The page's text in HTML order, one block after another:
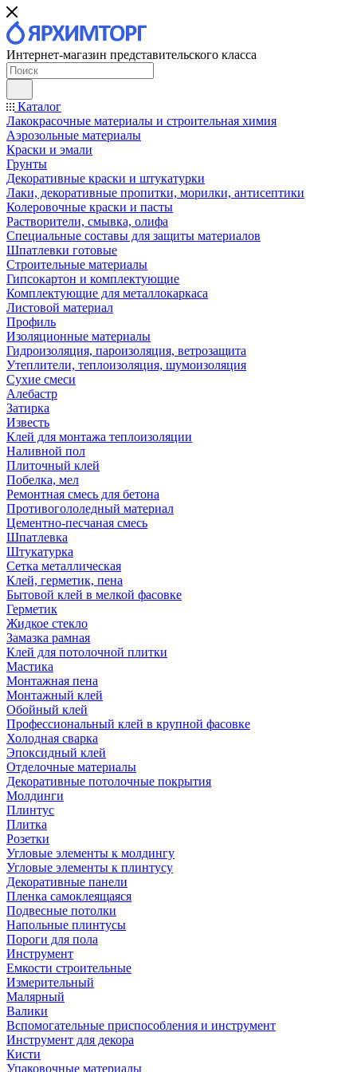
Интернет-магазин представительского класса
Каталог
Лакокрасочные материалы и строительная химия
Аэрозольные материалы
Краски и эмали
Грунты
Декоративные краски и штукатурки
Лаки, декоративные пропитки, морилки, антисептики
Колеровочные краски и пасты
Растворители, смывка, олифа
Специальные составы для защиты материалов
Шпатлевки готовые
Строительные материалы
Гипсокартон и комплектующие
Комплектующие для металлокаркаса
Листовой материал
Профиль
Изоляционные материалы
Гидроизоляция, пароизоляция, ветрозащита
Утеплители, теплоизоляция, шумоизоляция
Сухие смеси
Алебастр
Затирка
Известь
Клей для монтажа теплоизоляции
Наливной пол
Плиточный клей
Побелка, мел
Ремонтная смесь для бетона
Противогололедный материал
Цементно-песчаная смесь
Шпатлевка
Штукатурка
Сетка металлическая
Клей, герметик, пена
Бытовой клей в мелкой фасовке
Герметик
Жидкое стекло
Замазка рамная
Клей для потолочной плитки
Мастика
Монтажная пена
Монтажный клей
Обойный клей
Профессиональный клей в крупной фасовке
Холодная сварка
Эпоксидный клей
Отделочные материалы
Декоративные потолочные покрытия
Молдинги
Плинтус
Плитка
Розетки
Угловые элементы к молдингу
Угловые элементы к плинтусу
Декоративные панели
Пленка самоклеящаяся
Подвесные потолки
Напольные плинтусы
Пороги для пола
Инструмент
Емкости строительные
Измерительный
Малярный
Валики
Вспомогательные приспособления и инструмент
Инструмент для декора
Кисти
Упаковочные материалы